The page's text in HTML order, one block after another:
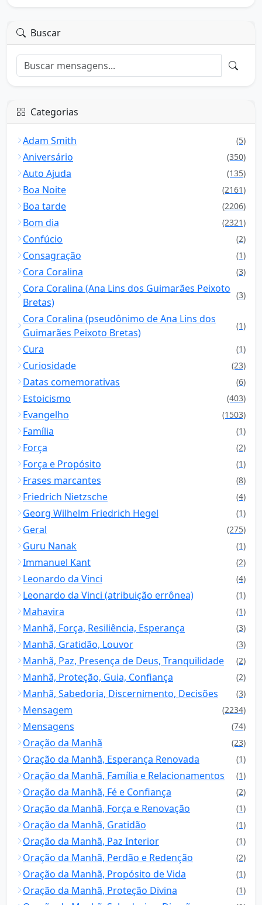
Buscar
Categorias
Adam Smith (5)
Aniversário (350)
Auto Ajuda (135)
Boa Noite (2161)
Boa tarde (2206)
Bom dia (2321)
Confúcio (2)
Consagração (1)
Cora Coralina (3)
Cora Coralina (Ana Lins dos Guimarães Peixoto
Bretas)
(3)
Cora Coralina (pseudônimo de Ana Lins dos
Guimarães Peixoto Bretas)
(1)
Cura (1)
Curiosidade (23)
Datas comemorativas (6)
Estoicismo (403)
Evangelho (1503)
Família (1)
Força (2)
Força e Propósito (1)
Frases marcantes (8)
Friedrich Nietzsche (4)
Georg Wilhelm Friedrich Hegel (1)
Geral (275)
Guru Nanak (1)
Immanuel Kant (2)
Leonardo da Vinci (4)
Leonardo da Vinci (atribuição errônea) (1)
Mahavira (1)
Manhã, Força, Resiliência, Esperança (3)
Manhã, Gratidão, Louvor (3)
Manhã, Paz, Presença de Deus, Tranquilidade (2)
Manhã, Proteção, Guia, Confiança (2)
Manhã, Sabedoria, Discernimento, Decisões (3)
Mensagem (2234)
Mensagens (74)
Oração da Manhã (23)
Oração da Manhã, Esperança Renovada (1)
Oração da Manhã, Família e Relacionamentos (1)
Oração da Manhã, Fé e Confiança (2)
Oração da Manhã, Força e Renovação (1)
Oração da Manhã, Gratidão (1)
Oração da Manhã, Paz Interior (1)
Oração da Manhã, Perdão e Redenção (2)
Oração da Manhã, Propósito de Vida (1)
Oração da Manhã, Proteção Divina (1)